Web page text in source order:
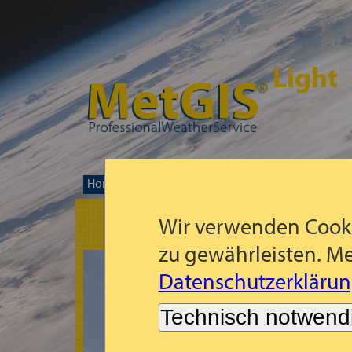
Wir verwenden
zu gewährleisten.
Technisch
Light
Home
Lo sentimos!